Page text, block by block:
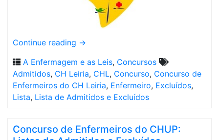
Continue reading →
A Enfermagem e as Leis, Concursos
Admitidos, CH Leiria, CHL, Concurso, Concurso de
Enfermeiros do CH Leiria, Enfermeiro, Excluídos,
Lista, Lista de Admitidos e Excluídos
Concurso de Enfermeiros do CHUP: